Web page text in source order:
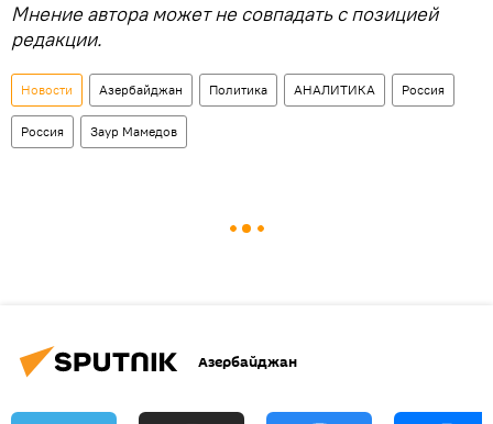
Мнение автора может не совпадать с позицией
редакции.
Новости Азербайджан Политика АНАЛИТИКА Россия
Россия Заур Мамедов
Азербайджан